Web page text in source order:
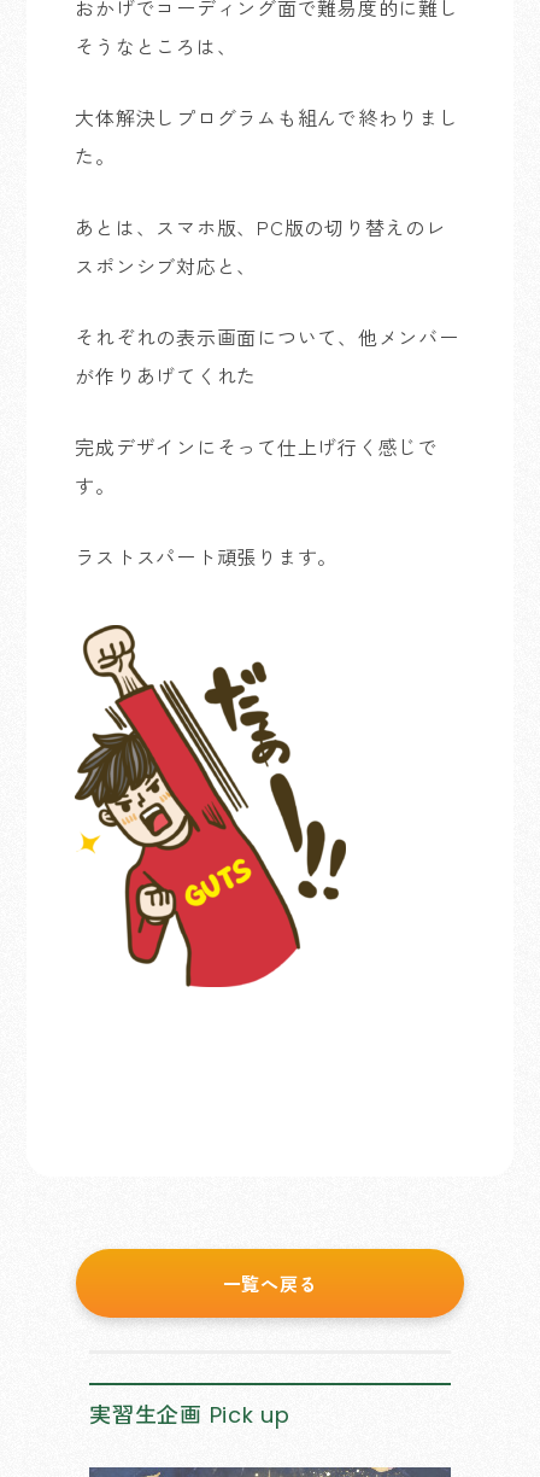
おかげでコーディング面で難易度的に難し
そうなところは、
大体解決しプログラムも組んで終わりまし
た。
あとは、スマホ版、PC版の切り替えのレ
スポンシブ対応と、
それぞれの表示画面について、他メンバー
が作りあげてくれた
完成デザインにそって仕上げ行く感じで
す。
ラストスパート頑張ります。
一覧へ戻る
実習生企画 Pick up